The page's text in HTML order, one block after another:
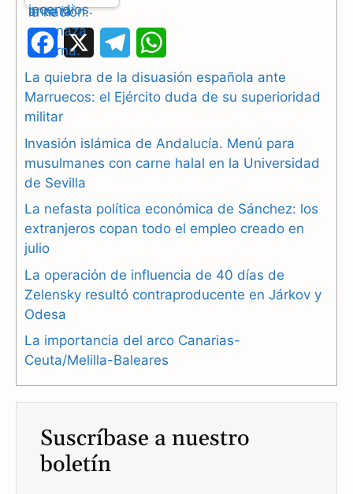
a
c
b
o
o
e
l
g
a
h
a
s
p
La quiebra de la disuasión española ante
Marruecos: el Ejército duda de su superioridad
militar
Invasión islámica de Andalucía. Menú para
musulmanes con carne halal en la Universidad
de Sevilla
La nefasta política económica de Sánchez: los
extranjeros copan todo el empleo creado en
julio
La operación de influencia de 40 días de
Zelensky resultó contraproducente en Járkov y
Odesa
La importancia del arco Canarias-
Ceuta/Melilla-Baleares
Suscríbase a nuestro
boletín